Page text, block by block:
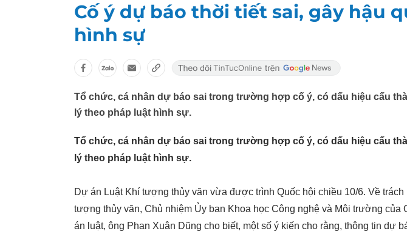
Cố ý dự báo thời tiết sai, gây hậu
hình sự
Tổ chức, cá nhân dự báo sai trong trường hợp cố ý, có dấu hiệu cấu
lý theo pháp luật hình sự.
Tổ chức, cá nhân dự báo sai trong trường hợp cố ý, có dấu hiệu cấu
lý theo pháp luật hình sự.
Dự án Luật Khí tượng thủy văn vừa được trình Quốc hội chiều 10/6. Về
tượng thủy văn, Chủ nhiệm Ủy ban Khoa học Công nghệ và Môi trường của
án luật, ông Phan Xuân Dũng cho biết, một số ý kiến cho rằng, thông tin dự